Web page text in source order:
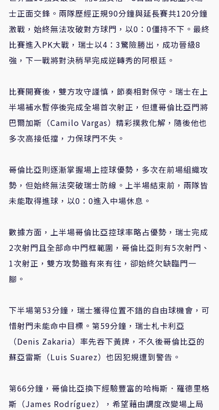
士正面交鋒。兩隊歷經正規90分鐘與延長賽共120分鐘
激戰，始終無法攻破對方球門，以0：0僵持不下。最終
比賽進入PK大戰，瑞士以4：3驚險勝出，成功晉級8
強，下一戰將對決稍早完成逆轉秀的阿根廷。
比賽開賽後，雙方攻守謹慎，節奏相對保守。瑞士在上
半場補水暫停後完成全場首次射正，但遭哥倫比亞門將
巴爾加斯（Camilo Vargas）精彩撲救化解，隨後他也
多次高接低擋，力保球門不失。
哥倫比亞則逐漸掌握場上控球優勢，多次在前場組織攻
勢，但始終無法突破瑞士防線。上半場結束前，兩隊皆
未能取得進球，以0：0進入中場休息。
數據方面，上半場哥倫比亞控球率略占優勢，瑞士完成
2次射門且全部命中門框範圍，哥倫比亞則有5次射門、
1次射正，雙方攻勢雖有來有往，卻始終欠缺臨門一
腳。
下半場第53分鐘，瑞士獲得位置不錯的自由球機會，可
惜射門未能命中目標。第59分鐘，瑞士札卡利亞
（Denis Zakaria）率先吞下黃牌，不久後哥倫比亞的
蘇亞雷斯（Luis Suarez）也因犯規遭到警告。
第66分鐘，哥倫比亞換下經驗豐富的哈梅斯．羅德里格
斯（James Rodríguez），希望藉由調度改變場上局